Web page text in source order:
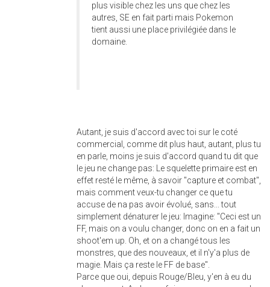
plus visible chez les uns que chez les
autres, SE en fait parti mais Pokemon
tient aussi une place privilégiée dans le
domaine.
Autant, je suis d'accord avec toi sur le coté
commercial, comme dit plus haut, autant, plus tu
en parle, moins je suis d'accord quand tu dit que
le jeu ne change pas: Le squelette primaire est en
effet resté le même, à savoir "capture et combat",
mais comment veux-tu changer ce que tu
accuse de na pas avoir évolué, sans... tout
simplement dénaturer le jeu: Imagine: "Ceci est un
FF, mais on a voulu changer, donc on en a fait un
shoot'em up. Oh, et on a changé tous les
monstres, que des nouveaux, et il n'y'a plus de
magie. Mais ça reste le FF de base".
Parce que oui, depuis Rouge/Bleu, y'en à eu du